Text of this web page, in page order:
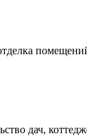
дач,